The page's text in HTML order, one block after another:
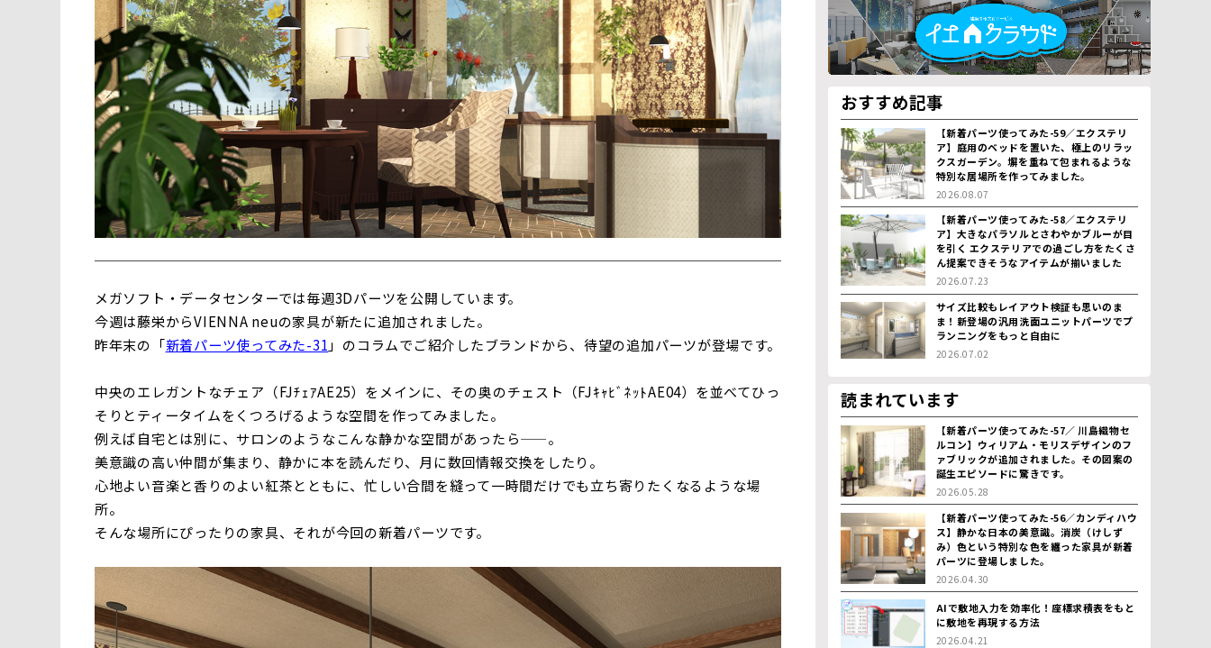
メガソフト・データセンターでは毎週3Dパーツを公開しています。
今週は藤栄からVIENNA neuの家具が新たに追加されました。
昨年末の「新着パーツ使ってみた-31 」のコラムでご紹介したブランドから、待望の追加パーツが登場です。
中央のエレガントなチェア（FJﾁｪｱAE25）をメインに、その奥のチェスト（FJｷｬﾋﾞﾈｯﾄAE04）を並べてひっ
そりとティータイムをくつろげるような空間を作ってみました。
例えば自宅とは別に、サロンのようなこんな静かな空間があったら——。
美意識の高い仲間が集まり、静かに本を読んだり、月に数回情報交換をしたり。
心地よい音楽と香りのよい紅茶とともに、忙しい合間を縫って一時間だけでも立ち寄りたくなるような場
所。
そんな場所にぴったりの家具、それが今回の新着パーツです。
おすすめ記事
【新着パーツ使ってみた-59／エクステリ
ア】庭用のベッドを置いた、極上のリラッ
クスガーデン。塀を重ねて包まれるような
特別な居場所を作ってみました。
2026.08.07
【新着パーツ使ってみた-58／エクステリ
ア】大きなパラソルとさわやかブルーが目
を引く エクステリアでの過ごし方をたくさ
ん提案できそうなアイテムが揃いました
2026.07.23
サイズ比較もレイアウト検証も思いのま
ま！新登場の汎用洗面ユニットパーツでプ
ランニングをもっと自由に
2026.07.02
読まれています
【新着パーツ使ってみた-57／ 川島織物セ
ルコン】ウィリアム・モリスデザインのフ
ァブリックが追加されました。その図案の
誕生エピソードに驚きです。
2026.05.28
【新着パーツ使ってみた-56／カンディハウ
ス】静かな日本の美意識。消炭（けしず
み）色という特別な色を纏った家具が新着
パーツに登場しました。
2026.04.30
AIで敷地入力を効率化！座標求積表をもと
に敷地を再現する方法
2026.04.21